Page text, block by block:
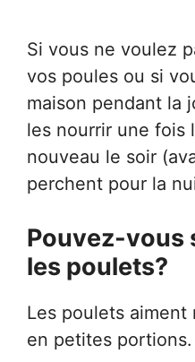
Si vous ne voulez
vos poules ou si
maison pendant la
les nourrir une fois
nouveau le soir
perchent pour la
Pouvez-vous
les poulets?
Les poulets
en petites portions.